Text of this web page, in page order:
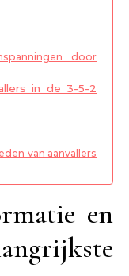
door
in de 3-5-2
van aanvallers
en